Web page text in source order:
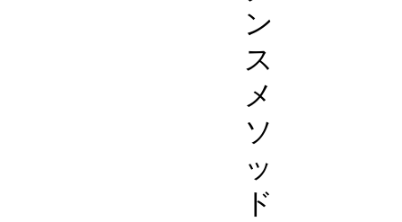
ン
ス
メ
ソ
ッ
ド